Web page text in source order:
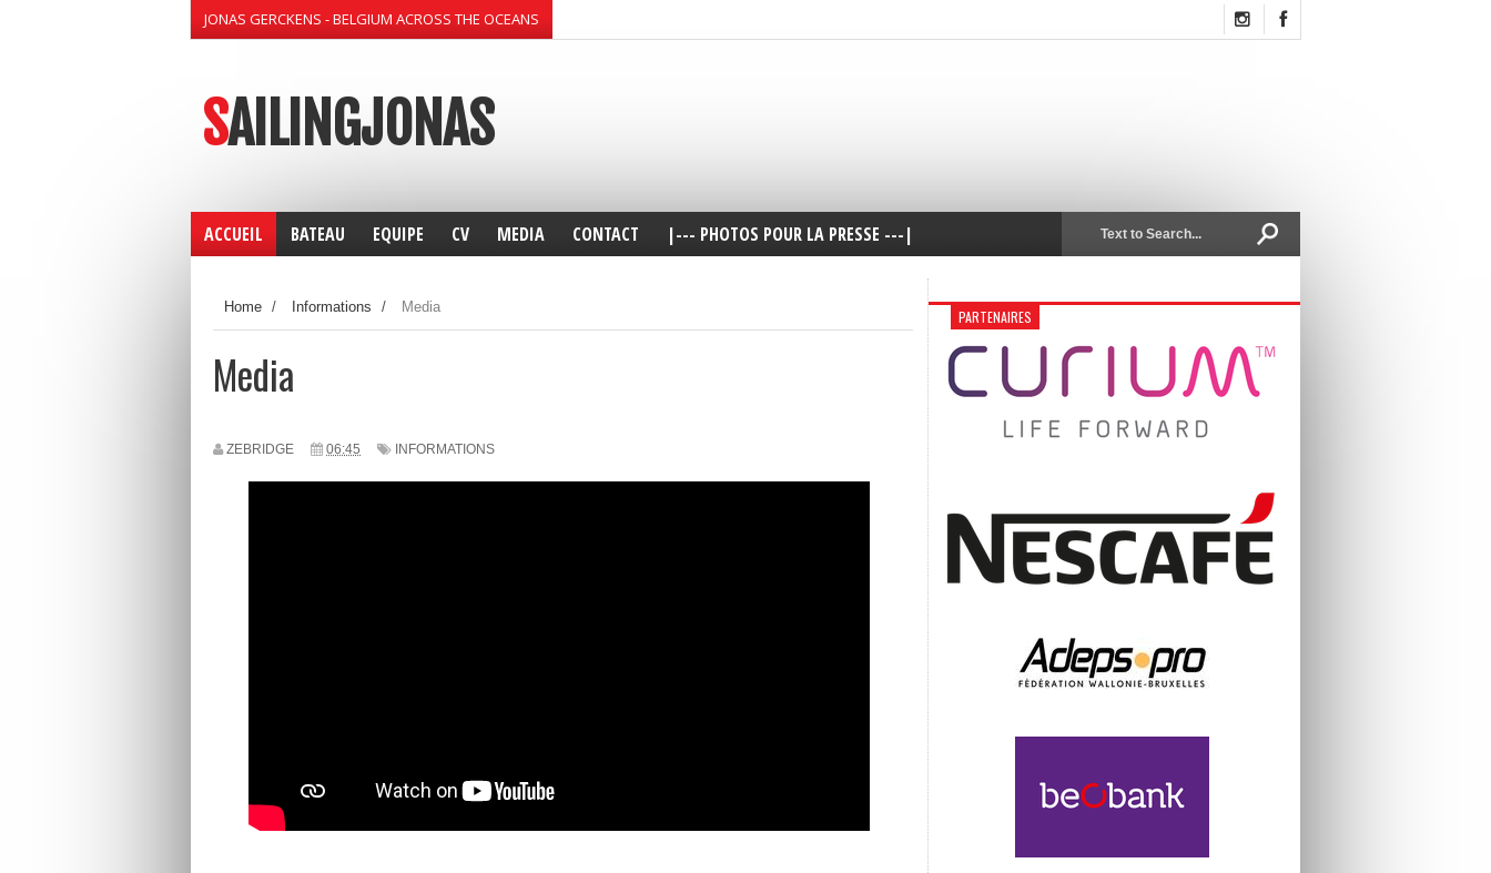
JONAS GERCKENS - BELGIUM ACROSS THE OCEANS
SAILINGJONAS
ACCUEIL BATEAU EQUIPE CV MEDIA CONTACT |--- PHOTOS POUR LA PRESSE ---|
Home / Informations / Media
Media
ZEBRIDGE 06:45 INFORMATIONS
PARTENAIRES